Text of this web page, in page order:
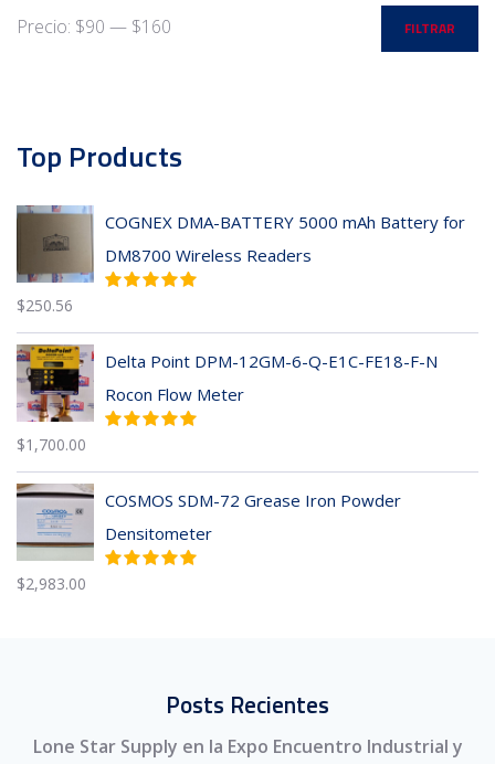
FILTRAR
Precio: $90 — $160
Top Products
COGNEX DMA-BATTERY 5000 mAh Battery for
DM8700 Wireless Readers
$250.56
Delta Point DPM-12GM-6-Q-E1C-FE18-F-N
Rocon Flow Meter
$1,700.00
COSMOS SDM-72 Grease Iron Powder
Densitometer
$2,983.00
Posts Recientes
Lone Star Supply en la Expo Encuentro Industrial y